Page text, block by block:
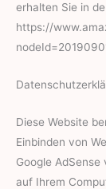
erhalten Sie in
https://
Diese Website
Einbinden von
Google AdSense
auf Ihrem